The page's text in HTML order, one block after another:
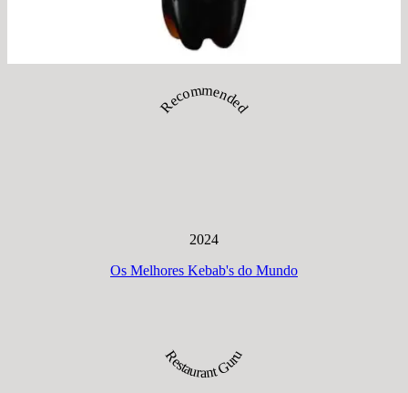
Recommended
2024
Os Melhores Kebab's do Mundo
Restaurant Guru